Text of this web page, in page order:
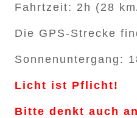
Fahrtzeit: 2h (28
Die GPS-Strecke
Sonnenuntergang:
Licht ist Pflicht!
Bitte denkt auch